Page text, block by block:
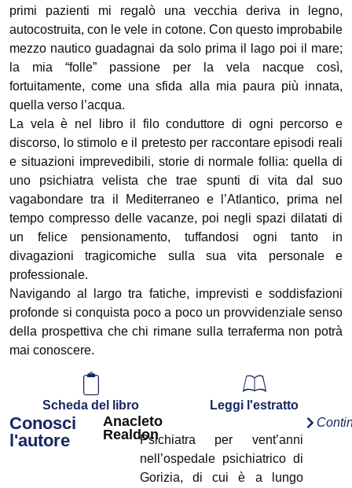
primi pazienti mi regalò una vecchia deriva in legno,
autocostruita, con le vele in cotone. Con questo improbabile
mezzo nautico guadagnai da solo prima il lago poi il mare;
la mia “folle” passione per la vela nacque così,
fortuitamente, come una sfida alla mia paura più innata,
quella verso l’acqua.
La vela è nel libro il filo conduttore di ogni percorso e
discorso, lo stimolo e il pretesto per raccontare episodi reali
e situazioni imprevedibili, storie di normale follia: quella di
uno psichiatra velista che trae spunti di vita dal suo
vagabondare tra il Mediterraneo e l’Atlantico, prima nel
tempo compresso delle vacanze, poi negli spazi dilatati di
un felice pensionamento, tuffandosi ogni tanto in
divagazioni tragicomiche sulla sua vita personale e
professionale.
Navigando al largo tra fatiche, imprevisti e soddisfazioni
profonde si conquista poco a poco un provvidenziale senso
della prospettiva che chi rimane sulla terraferma non potrà
mai conoscere.
Scheda del libro Leggi l'estratto
Conosci
l'autore
Anacleto
RealdonPsichiatra per vent’anni
nell’ospedale psichiatrico di
Gorizia, di cui è a lungo